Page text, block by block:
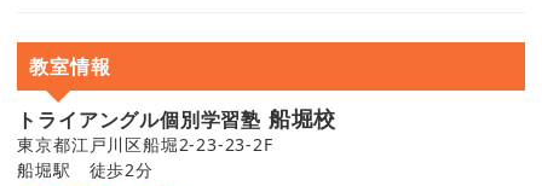
教室情報
トライアングル個別学習塾 船堀校
東京都江戸川区船堀2-23-23-2F
船堀駅 徒歩2分